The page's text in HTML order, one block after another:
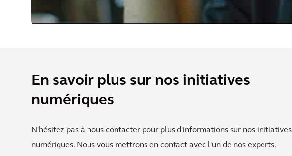
En savoir plus sur nos initiatives
numériques
N'hésitez pas à nous contacter pour plus d'informations sur nos initiatives
numériques. Nous vous mettrons en contact avec l'un de nos experts.